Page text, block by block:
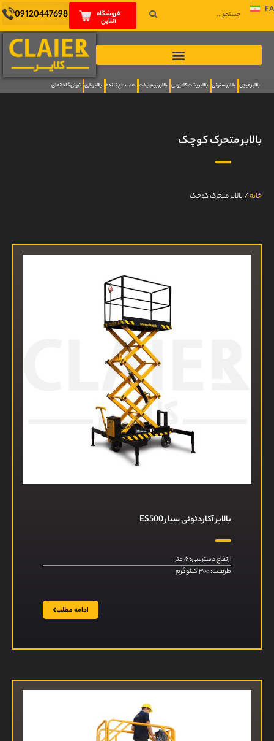
FA فروشگاه
آنلاین 09120447698
بالابر قیچی بالابر ستونی بالابر پشت کامیونی بالابر بوم لیفت همسطح کننده بالابر باری ترولی گلخانه ای
بالابر متحرک کوچک
خانه/بالابر متحرک کوچک
بالابر آکاردئونی سیار ES500
ارتفاع دسترسی: ۵ متر
ظرفیت: ۳۰۰ کیلوگرم
ادامه مطلب